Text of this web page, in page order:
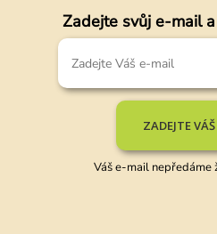
Zadejte svůj e-mail
ZADEJTE
Váš e-mail nepředáme